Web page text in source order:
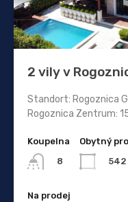
2 vily v
Standort: Rogoznica
Rogoznica Zentrum:
Koupelna
8
Obytný
542
Na prodej